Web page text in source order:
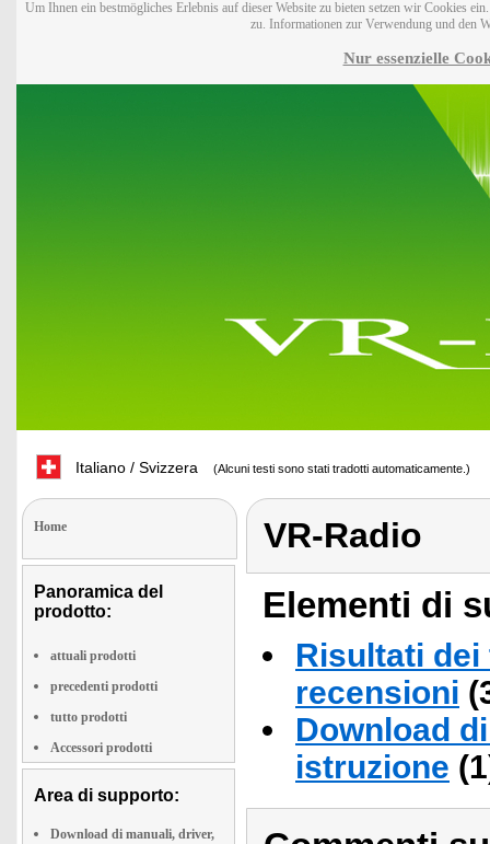
Um Ihnen ein bestmögliches Erlebnis auf dieser Website zu bieten setzen wir Cookies
zu. Informationen zur Verwendung und den
Nur essenzielle
Italiano / Svizzera (Alcuni testi sono stati tradotti automaticamente.)
Home
Panoramica del
prodotto:
attuali prodotti
precedenti prodotti
tutto prodotti
Accessori prodotti
Area di supporto:
Download di manuali, driver,
VR-Radio
Elementi di
Risultati
recensioni
Download
istruzione